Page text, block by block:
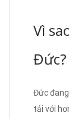
Vì
Đức?
Đức
tải với